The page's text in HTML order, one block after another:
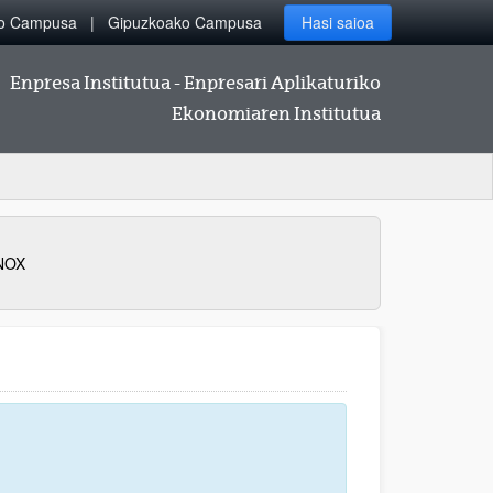
Campusa Gipuzkoako Campusa Hasi saioa
Enpresa Institutua - Enpresari Aplikaturiko
Ekonomiaren Institutua